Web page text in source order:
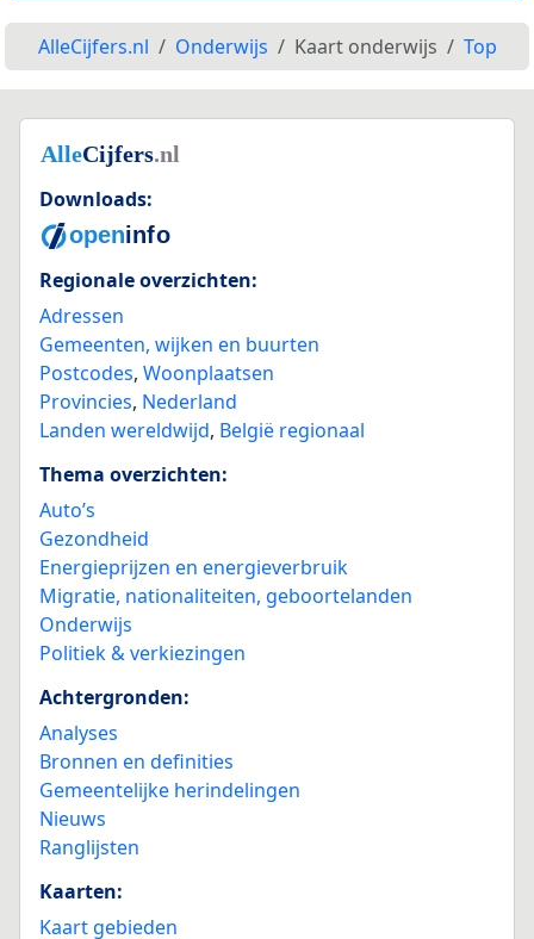
AlleCijfers.nl Onderwijs Kaart onderwijs Top
Downloads:
Regionale overzichten:
Adressen
Gemeenten, wijken en buurten
Postcodes, Woonplaatsen
Provincies, Nederland
Landen wereldwijd, België regionaal
Thema overzichten:
Auto’s
Gezondheid
Energieprijzen en energieverbruik
Migratie, nationaliteiten, geboortelanden
Onderwijs
Politiek & verkiezingen
Achtergronden:
Analyses
Bronnen en definities
Gemeentelijke herindelingen
Nieuws
Ranglijsten
Kaarten:
Kaart gebieden